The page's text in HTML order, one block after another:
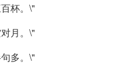
杯。\"
月。\"
多。\"